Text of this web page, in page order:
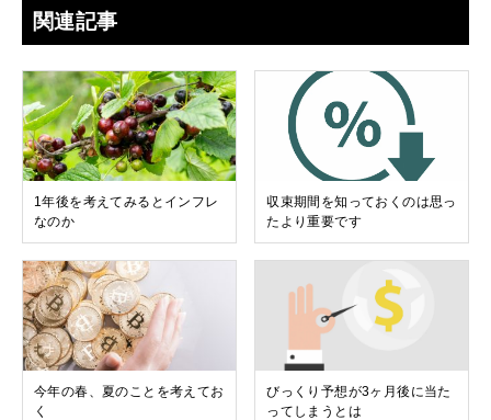
関連記事
1年後を考えてみるとインフレ
なのか
収束期間を知っておくのは思っ
たより重要です
今年の春、夏のことを考えてお
く
びっくり予想が3ヶ月後に当た
ってしまうとは